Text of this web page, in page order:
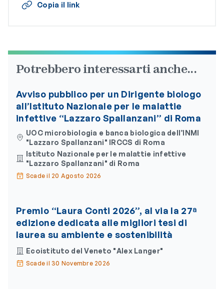
Copia il link
Potrebbero interessarti anche...
Avviso pubblico per un Dirigente biologo
all’Istituto Nazionale per le malattie
infettive “Lazzaro Spallanzani” di Roma
UOC microbiologia e banca biologica dell’INMI
"Lazzaro Spallanzani" IRCCS di Roma
Istituto Nazionale per le malattie infettive
"Lazzaro Spallanzani" di Roma
Scade il 20 Agosto 2026
Premio “Laura Conti 2026”, al via la 27ª
edizione dedicata alle migliori tesi di
laurea su ambiente e sostenibilità
Ecoistituto del Veneto "Alex Langer"
Scade il 30 Novembre 2026